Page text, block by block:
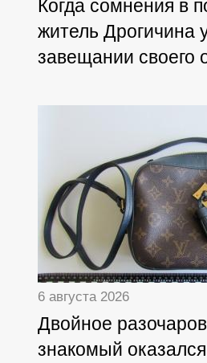
Когда сомнения в
житель Дрогичина
завещании своего
6 августа 2026
Двойное
знакомый оказался